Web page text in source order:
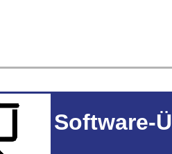
Software-